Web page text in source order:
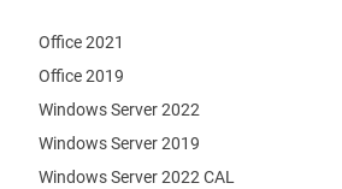
Office 2021
Office 2019
Windows Server 2022
Windows Server 2019
Windows Server 2022 CAL